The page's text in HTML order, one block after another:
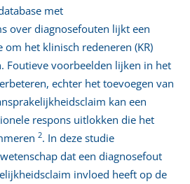
met
over diagnosefouten lijkt een
het klinisch redeneren (KR)
Foutieve voorbeelden lijken in het
echter het toevoegen van
kan een
respons uitlokken die het
2. In deze studie
dat een diagnosefout
invloed heeft op de